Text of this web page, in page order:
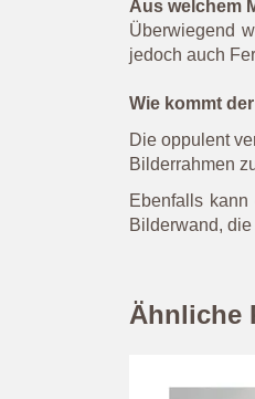
Aus welchem
Überwiegend
jedoch auch
Wie kommt
Die oppulent
Bilderrahmen
Ebenfalls
Bilderwand,
Ähnliche